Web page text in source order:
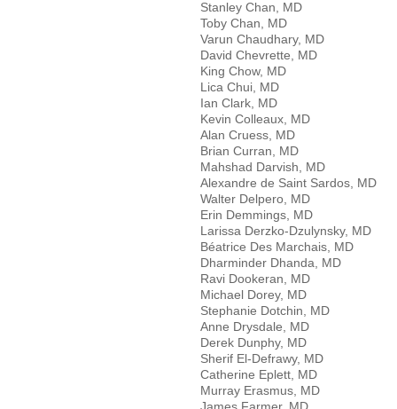
Stanley Chan, MD
Toby Chan, MD
Varun Chaudhary, MD
David Chevrette, MD
King Chow, MD
Lica Chui, MD
Ian Clark, MD
Kevin Colleaux, MD
Alan Cruess, MD
Brian Curran, MD
Mahshad Darvish, MD
Alexandre de Saint Sardos, MD
Walter Delpero, MD
Erin Demmings, MD
Larissa Derzko-Dzulynsky, MD
Béatrice Des Marchais, MD
Dharminder Dhanda, MD
Ravi Dookeran, MD
Michael Dorey, MD
Stephanie Dotchin, MD
Anne Drysdale, MD
Derek Dunphy, MD
Sherif El-Defrawy, MD
Catherine Eplett, MD
Murray Erasmus, MD